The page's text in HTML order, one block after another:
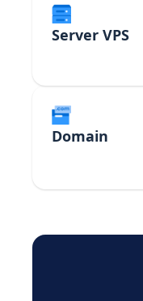
Server VPS
Domain